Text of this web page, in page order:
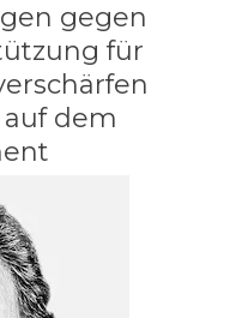
gegen
für
dem